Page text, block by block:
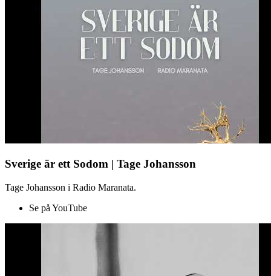
Sverige är ett Sodom | Tage Johansson
Tage Johansson i Radio Maranata.
Se på YouTube